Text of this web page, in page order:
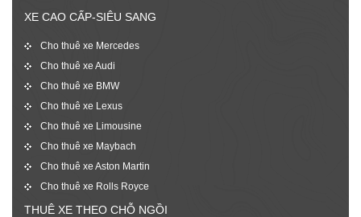
XE CAO CẤP-SIÊU SANG
Cho thuê xe Mercedes
Cho thuê xe Audi
Cho thuê xe BMW
Cho thuê xe Lexus
Cho thuê xe Limousine
Cho thuê xe Maybach
Cho thuê xe Aston Martin
Cho thuê xe Rolls Royce
THUÊ XE THEO CHỖ NGỒI